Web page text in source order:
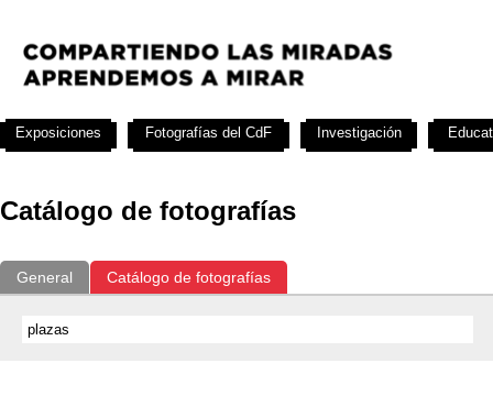
Catálogo de fotografías
General Catálogo de fotografías
Exposiciones Fotografías del CdF Investigación